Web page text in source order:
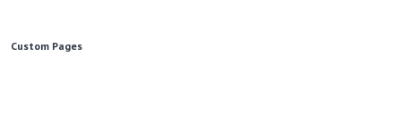
Custom Pages